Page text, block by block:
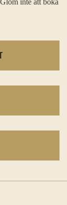
inte att boka